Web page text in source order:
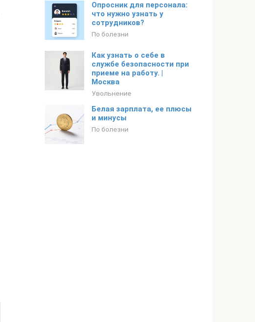
Опросник для персонала:
что нужно узнать у
сотрудников?
По болезни
Как узнать о себе в
службе безопасности при
приеме на работу. |
Москва
Увольнение
Белая зарплата, ее плюсы
и минусы
По болезни